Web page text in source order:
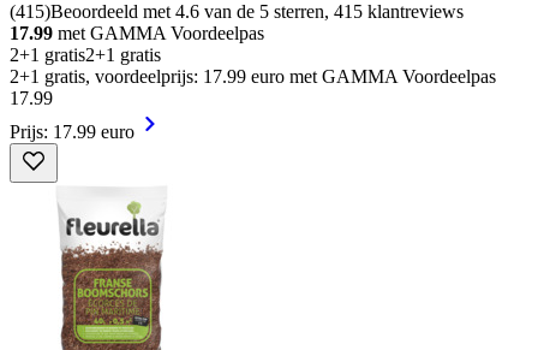
(415)Beoordeeld met 4.6 van de 5 sterren, 415 klantreviews
17.99 met GAMMA Voordeelpas
2+1 gratis2+1 gratis
2+1 gratis, voordeelprijs: 17.99 euro met GAMMA Voordeelpas
17.99
Prijs: 17.99 euro